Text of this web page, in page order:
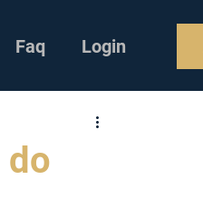
Faq Login
do